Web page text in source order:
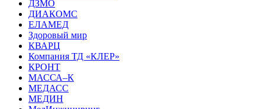
ДЗМО
ДИАКОМС
ЕЛАМЕД
Здоровый мир
КВАРЦ
Компания ТД «КЛЕР»
КРОНТ
МАССА–К
МЕДАСС
МЕДИН